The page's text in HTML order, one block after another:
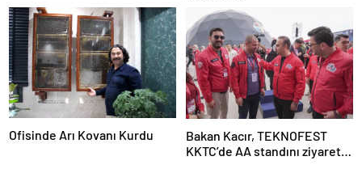
Ofisinde Arı Kovanı Kurdu
Bakan Kacır, TEKNOFEST
KKTC’de AA standını ziyaret